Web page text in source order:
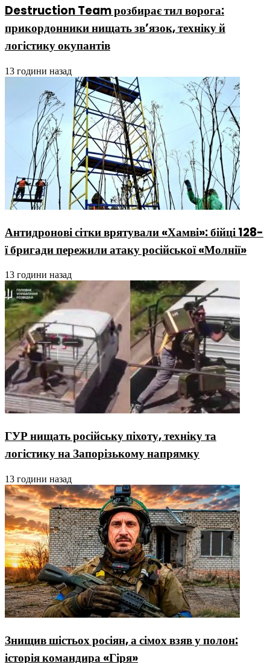
Destruction Team розбирає тил ворога:
прикордонники нищать зв’язок, техніку й
логістику окупантів
13 години назад
Антидронові сітки врятували «Хамві»: бійці 128-
ї бригади пережили атаку російської «Молнії»
13 години назад
ГУР нищать російську піхоту, техніку та
логістику на Запорізькому напрямку
13 години назад
Знищив шістьох росіян, а сімох взяв у полон:
історія командира «Гіря»